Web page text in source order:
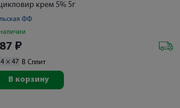
крем 5% 5г
ФФ
₽
4 × 47 В Сплит
В корзину